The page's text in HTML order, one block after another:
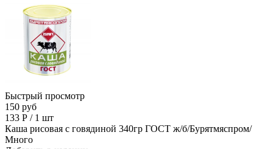
Быстрый просмотр
150 руб
133 Р / 1 шт
Каша рисовая с говядиной 340гр ГОСТ ж/б/Бурятмяспром/
Много